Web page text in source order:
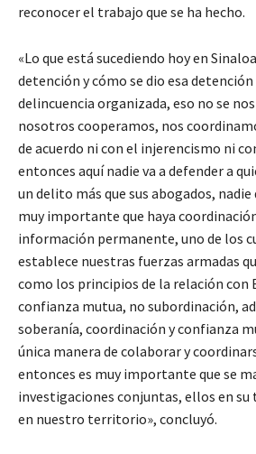
reconocer el trabajo que se ha hecho.
«Lo que está sucediendo hoy en
detención y cómo se dio esa
delincuencia organizada, eso no se
nosotros cooperamos, nos
de acuerdo ni con el injerencismo ni
entonces aquí nadie va a defender a
un delito más que sus abogados, nadie
muy importante que haya
información permanente, uno de los
establece nuestras fuerzas armadas
como los principios de la relación con
confianza mutua, no subordinación,
soberanía, coordinación y confianza
única manera de colaborar y
entonces es muy importante que se
investigaciones conjuntas, ellos en
en nuestro territorio», concluyó.